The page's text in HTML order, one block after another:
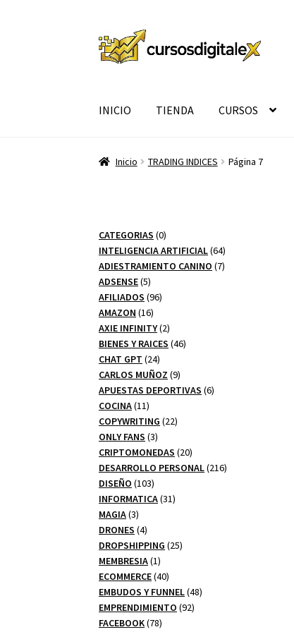
Ir
a
Ir
al
INICIO TIENDA CURSOS
Inicio TRADING INDICES Página 7
CATEGORIAS 00
productos
INTELIGENCIA ARTIFICIAL 6464
productos
ADIESTRAMIENTO CANINO 77
ADSENSE 55
productos
AFILIADOS 9696
AMAZON 1616
productos
AXIE INFINITY 22
productos
BIENES Y RAICES 4646
CHAT GPT 2424
productos
CARLOS MUÑOZ 99
productos
APUESTAS DEPORTIVAS 66
COCINA 1111
productos
COPYWRITING 2222
ONLY FANS 33
productos
CRIPTOMONEDAS 2020
productos
DESARROLLO PERSONAL 216216
DISEÑO 103103
productos
INFORMATICA 3131
MAGIA 33
productos
DRONES 44
productos
DROPSHIPPING 2525
MEMBRESIA 11
producto
ECOMMERCE 4040
productos
EMBUDOS Y FUNNEL 4848
EMPRENDIMIENTO 9292
FACEBOOK 7878